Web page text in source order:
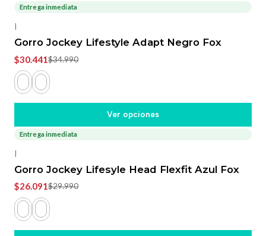
-13%
Entrega inmediata
|
Gorro Jockey Lifestyle Adapt Negro Fox
$30.441$34.990
Ver opciones
-13%
Entrega inmediata
|
Gorro Jockey Lifesyle Head Flexfit Azul Fox
$26.091$29.990